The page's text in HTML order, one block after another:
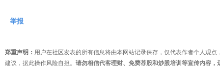
举报
郑重声明： 用户在社区发表的所有信息将由本网站记录保存，仅代表作者个人观
建议，据此操作风险自担。 请勿相信代客理财、免费荐股和炒股培训等宣传内容